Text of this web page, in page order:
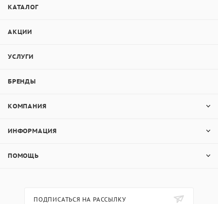
КАТАЛОГ
АКЦИИ
УСЛУГИ
БРЕНДЫ
КОМПАНИЯ
ИНФОРМАЦИЯ
ПОМОЩЬ
ПОДПИСАТЬСЯ НА РАССЫЛКУ